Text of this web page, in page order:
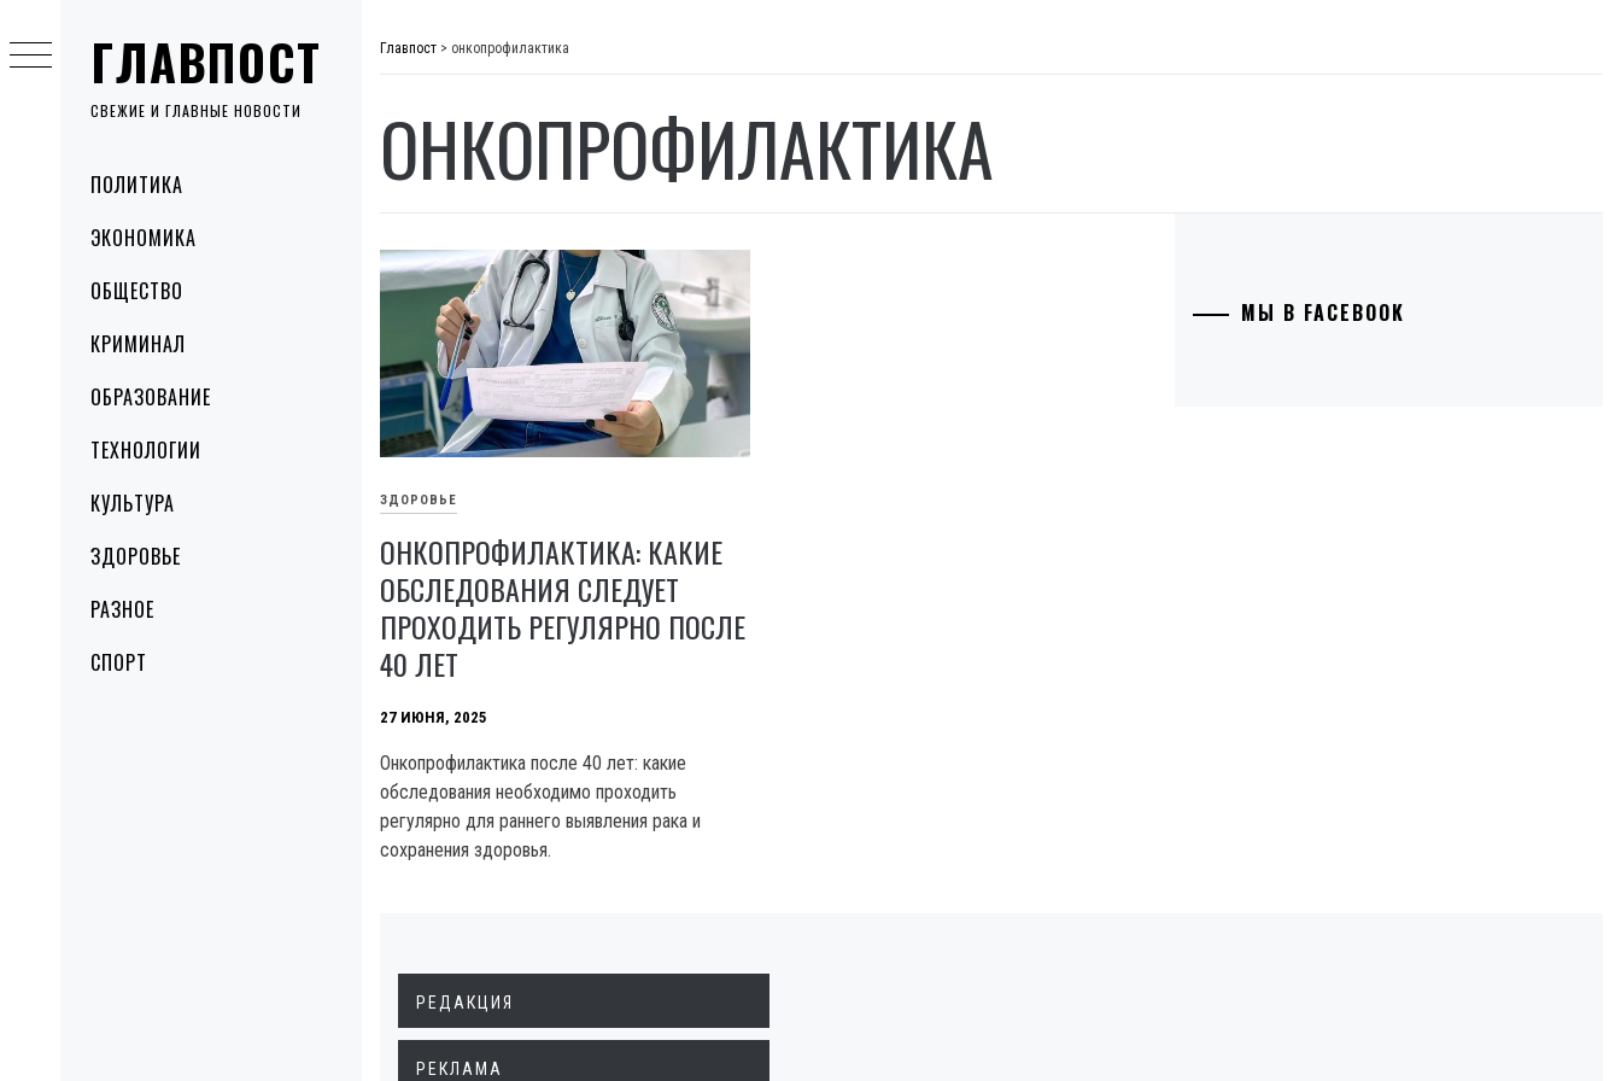
ГЛАВПОСТ
СВЕЖИЕ И ГЛАВНЫЕ НОВОСТИ
MenuПОЛИТИКА
ЭКОНОМИКА
ОБЩЕСТВО
КРИМИНАЛ
ОБРАЗОВАНИЕ
ТЕХНОЛОГИИ
КУЛЬТУРА
ЗДОРОВЬЕ
РАЗНОЕ
СПОРТ
to
content
Главпост > онкопрофилактика
ОНКОПРОФИЛАКТИКА
ЗДОРОВЬЕ
ОНКОПРОФИЛАКТИКА: КАКИЕ
ОБСЛЕДОВАНИЯ СЛЕДУЕТ
ПРОХОДИТЬ РЕГУЛЯРНО ПОСЛЕ
40 ЛЕТ
27 ИЮНЯ, 2025
Онкопрофилактика после 40 лет: какие
обследования необходимо проходить
регулярно для раннего выявления рака и
сохранения здоровья.
МЫ В FACEBOOK
РЕДАКЦИЯ
РЕКЛАМА